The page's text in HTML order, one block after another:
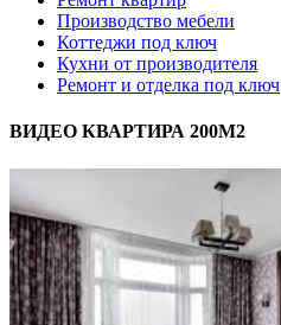
Производство мебели
Коттеджи под ключ
Кухни от производителя
Ремонт и отделка под ключ
ВИДЕО КВАРТИРА 200М2